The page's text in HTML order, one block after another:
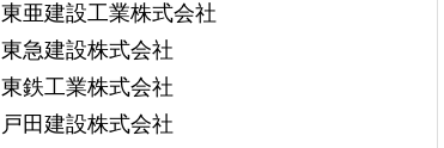
東亜建設工業株式会社
東急建設株式会社
東鉄工業株式会社
戸田建設株式会社